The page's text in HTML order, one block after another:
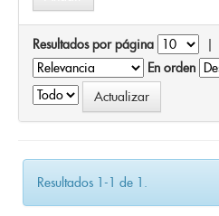
Resultados por página |
En orden
Resultados 1-1 de 1.